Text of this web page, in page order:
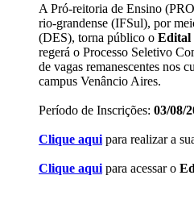
A Pró-reitoria de Ensino
rio-grandense (IFSul), por
(DES), torna público o Edital
regerá o Processo Seletivo
de vagas remanescentes nos
campus Venâncio Aires.
Período de Inscrições: 03/08/
Clique aqui para realizar a
Clique aqui para acessar o